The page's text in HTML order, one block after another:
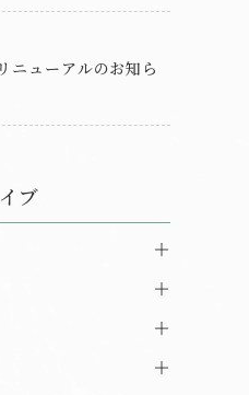
ニューアルのお知ら
ブ